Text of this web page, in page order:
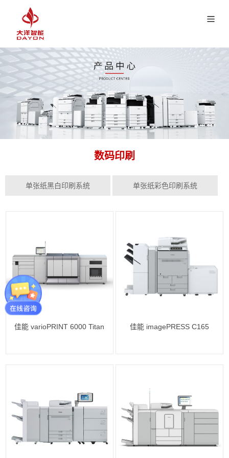
数码印刷
单张纸黑白印刷系统 单张纸彩色印刷系统
佳能 varioPRINT 6000 Titan 佳能 imagePRESS C165